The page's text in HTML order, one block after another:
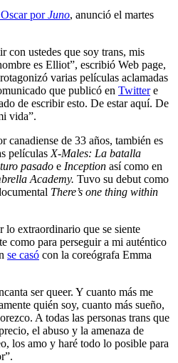
porJuno, anunció el martes
con ustedes que soy trans, mis
es Elliot”, escribió Web page,
varias películas aclamadas
que publicó en Twittere
de escribir esto. De estar aquí. De
vida”.
canadiense de 33 años, también es
películas X-Males: La batalla
pasado e Inception así como en
Academy. Tuvo su debut como
There’s one thing within
lo extraordinario que se siente
como para perseguir a mi auténtico
se casó con la coreógrafa Emma
ser queer. Y cuanto más me
quién soy, cuanto más sueño,
A todas las personas trans que
el abuso y la amenaza de
los amo y haré todo lo posible para